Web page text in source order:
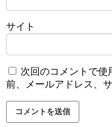
サイト
次回のコメントで使
前、メールアドレス、